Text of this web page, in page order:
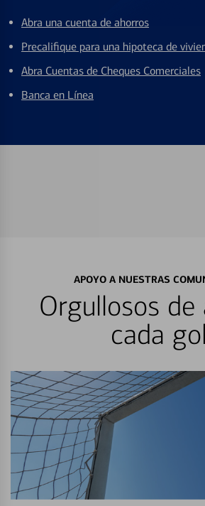
Abra una cuenta de ahorros
Precalifique para una hipoteca de
Abra Cuentas de Cheques Comerciales
Banca en Línea
APOYO A NUESTRAS
Orgullosos de
cada gol